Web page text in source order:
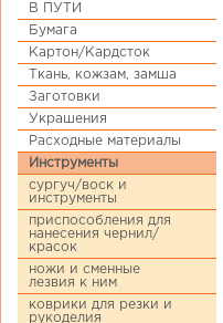
В ПУТИ
Бумага
Картон/Кардсток
Ткань, кожзам, замша
Заготовки
Украшения
Расходные материалы
Инструменты
сургуч/воск и
инструменты
приспособления для
нанесения чернил/
красок
ножи и сменные
лезвия к ним
коврики для резки и
рукоделия